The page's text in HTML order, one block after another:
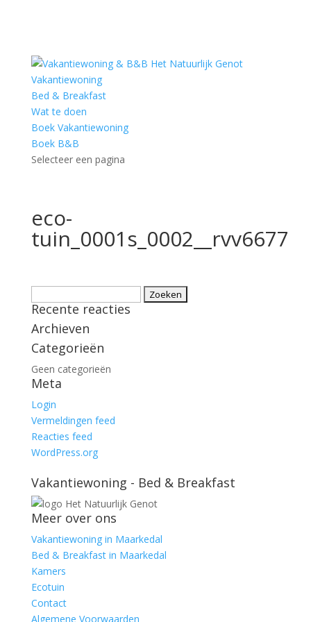
Vakantiewoning
Bed & Breakfast
Wat te doen
Boek Vakantiewoning
Boek B&B
Selecteer een pagina
eco-
tuin_0001s_0002__rvv6677
naar:
Recente reacties
Archieven
Categorieën
Geen categorieën
Meta
Login
Vermeldingen feed
Reacties feed
WordPress.org
Vakantiewoning - Bed & Breakfast
Meer over ons
Vakantiewoning in Maarkedal
Bed & Breakfast in Maarkedal
Kamers
Ecotuin
Contact
Algemene Voorwaarden